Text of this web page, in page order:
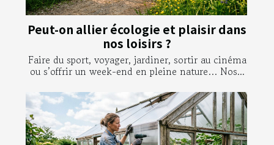
Peut-on allier écologie et plaisir dans
nos loisirs ?
Faire du sport, voyager, jardiner, sortir au cinéma
ou s’offrir un week-end en pleine nature… Nos...